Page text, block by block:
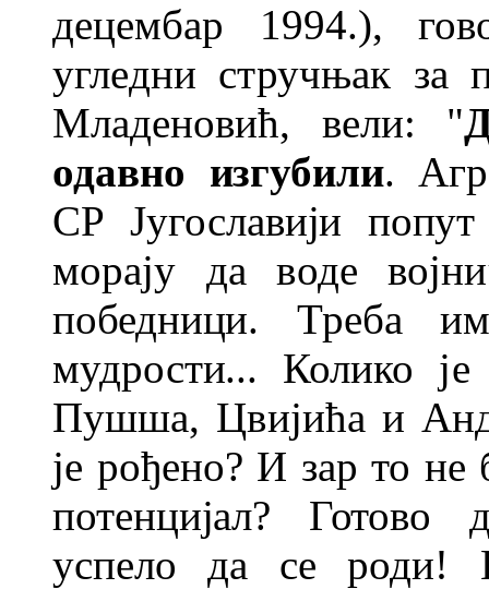
децембар 1994.),
угледни стручњак
Младеновић, вели: "
одавно изгубили.
СР Југославији
морају да воде
победници. Треба
мудрости... Колико
Пушша, Цвијића и Ан
је рођено? И зар то
потенцијал? Готово
успело да се роди!